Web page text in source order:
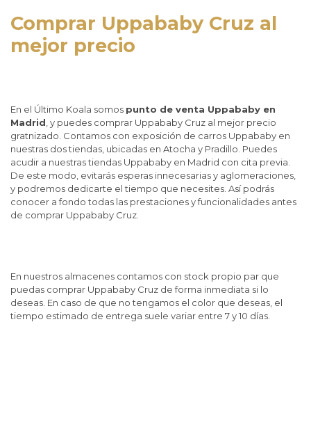
Comprar Uppababy Cruz al
mejor precio
En el Último Koala somos punto de venta Uppababy en
Madrid , y puedes comprar Uppababy Cruz al mejor precio
gratnizado. Contamos con exposición de carros Uppababy en
nuestras dos tiendas, ubicadas en Atocha y Pradillo. Puedes
acudir a nuestras tiendas Uppababy en Madrid con cita previa.
De este modo, evitarás esperas innecesarias y aglomeraciones,
y podremos dedicarte el tiempo que necesites. Así podrás
conocer a fondo todas las prestaciones y funcionalidades antes
de comprar Uppababy Cruz.
En nuestros almacenes contamos con stock propio par que
puedas comprar Uppababy Cruz de forma inmediata si lo
deseas. En caso de que no tengamos el color que deseas, el
tiempo estimado de entrega suele variar entre 7 y 10 días.